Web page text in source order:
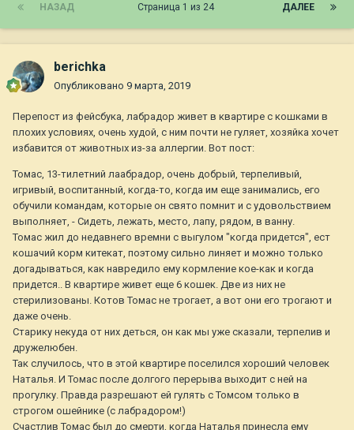
НАЗАД ДАЛЕЕ
Страница 1 из 24
berichka
Опубликовано 9 марта, 2019
Перепост из фейсбука, лабрадор живет в квартире с кошками в
плохих условиях, очень худой, с ним почти не гуляет, хозяйка хочет
избавится от животных из-за аллергии. Вот пост:
Томас, 13-тилетний лаабрадор, очень добрый, терпеливый,
игривый, воспитанный, когда-то, когда им еще занимались, его
обучили командам, которые он свято помнит и с удовольствием
выполняет, - Сидеть, лежать, место, лапу, рядом, в ванну.
Томас жил до недавнего времни с выгулом "когда придется", ест
кошачий корм китекат, поэтому сильно линяет и можно только
догадываться, как навредило ему кормление кое-как и когда
придется.. В квартире живет еще 6 кошек. Две из них не
стерилизованы. Котов Томас не трогает, а вот они его трогают и
даже очень.
Старику некуда от них деться, он как мы уже сказали, терпелив и
дружелюбен.
Так случилось, что в этой квартире поселился хороший человек
Наталья. И Томас после долгого перерыва выходит с ней на
прогулку. Правда разрешают ей гулять с Томсом только в
строгом ошейнике (с лабрадором!)
Счастлив Томас был до смерти, когда Наталья принесла ему